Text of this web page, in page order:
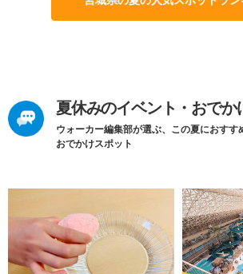
夏休みのイベント・おでか
ウォーカー編集部が選ぶ、この夏におすす
おでかけスポット